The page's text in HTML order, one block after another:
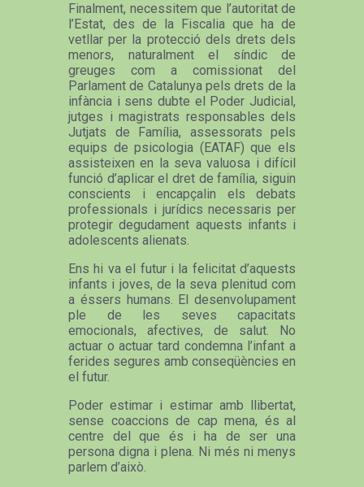
Finalment, necessitem que l’autoritat de
l’Estat, des de la Fiscalia que ha de
vetllar per la protecció dels drets dels
menors, naturalment el síndic de
greuges com a comissionat del
Parlament de Catalunya pels drets de la
infància i sens dubte el Poder Judicial,
jutges i magistrats responsables dels
Jutjats de Família, assessorats pels
equips de psicologia (EATAF) que els
assisteixen en la seva valuosa i difícil
funció d’aplicar el dret de família, siguin
conscients i encapçalin els debats
professionals i jurídics necessaris per
protegir degudament aquests infants i
adolescents alienats.
Ens hi va el futur i la felicitat d’aquests
infants i joves, de la seva plenitud com
a éssers humans. El desenvolupament
ple de les seves capacitats
emocionals, afectives, de salut. No
actuar o actuar tard condemna l’infant a
ferides segures amb conseqüències en
el futur.
Poder estimar i estimar amb llibertat,
sense coaccions de cap mena, és al
centre del que és i ha de ser una
persona digna i plena. Ni més ni menys
parlem d’això.